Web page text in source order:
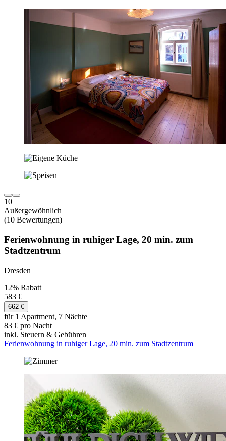
10
Außergewöhnlich
(10 Bewertungen)
Ferienwohnung in ruhiger Lage, 20 min. zum
Stadtzentrum
Dresden
12% Rabatt
583 €
662 €
für 1 Apartment, 7 Nächte
83 € pro Nacht
inkl. Steuern & Gebühren
Ferienwohnung in ruhiger Lage, 20 min. zum Stadtzentrum